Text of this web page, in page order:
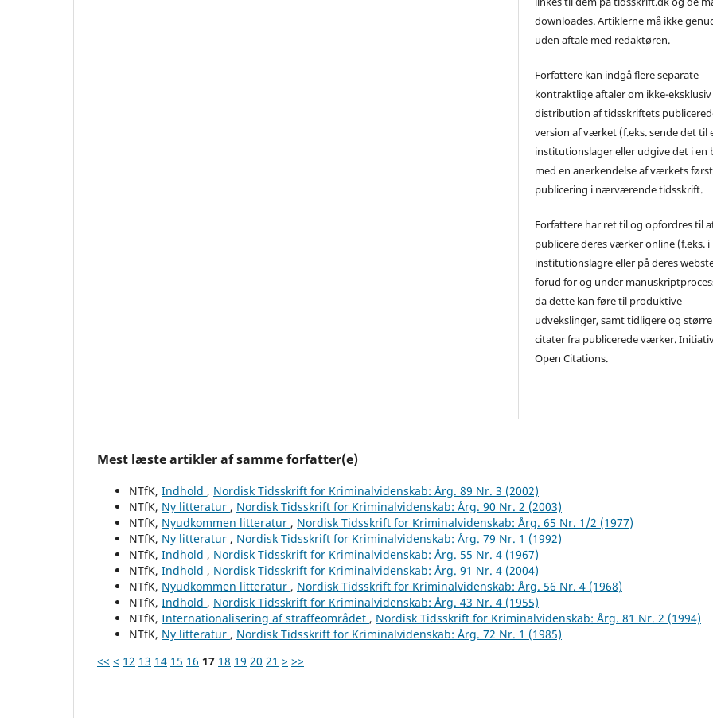
downloades. Artiklerne må ikke
uden aftale med redaktøren.
Forfattere kan indgå flere separate
kontraktlige aftaler om ikke-eksklusiv
distribution af tidsskriftets
version af værket (f.eks. sende det til
institutionslager eller udgive det i en
med en anerkendelse af værkets
publicering i nærværende tidsskrift.
Forfattere har ret til og opfordres til
publicere deres værker online (f.eks. i
institutionslagre eller på deres
forud for og under
da dette kan føre til produktive
udvekslinger, samt tidligere og større
citater fra publicerede værker.
Open Citations.
Mest læste artikler af samme forfatter(e)
NTfK, Indhold , Nordisk Tidsskrift for Kriminalvidenskab: Årg. 89 Nr. 3 (2002)
NTfK, Ny litteratur , Nordisk Tidsskrift for Kriminalvidenskab: Årg. 90 Nr. 2 (2003)
NTfK, Nyudkommen litteratur , Nordisk Tidsskrift for Kriminalvidenskab: Årg. 65 Nr. 1/2 (1977)
NTfK, Ny litteratur , Nordisk Tidsskrift for Kriminalvidenskab: Årg. 79 Nr. 1 (1992)
NTfK, Indhold , Nordisk Tidsskrift for Kriminalvidenskab: Årg. 55 Nr. 4 (1967)
NTfK, Indhold , Nordisk Tidsskrift for Kriminalvidenskab: Årg. 91 Nr. 4 (2004)
NTfK, Nyudkommen litteratur , Nordisk Tidsskrift for Kriminalvidenskab: Årg. 56 Nr. 4 (1968)
NTfK, Indhold , Nordisk Tidsskrift for Kriminalvidenskab: Årg. 43 Nr. 4 (1955)
NTfK, Internationalisering af straffeområdet , Nordisk Tidsskrift for Kriminalvidenskab: Årg. 81 Nr. 2 (1994)
NTfK, Ny litteratur , Nordisk Tidsskrift for Kriminalvidenskab: Årg. 72 Nr. 1 (1985)
<< < 12 13 14 15 16 17 18 19 20 21 > >>